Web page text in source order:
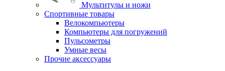
Мультитулы и ножи
Спортивные товары
Велокомпьютеры
Компьютеры для погружений
Пульсометры
Умные весы
Прочие аксессуары